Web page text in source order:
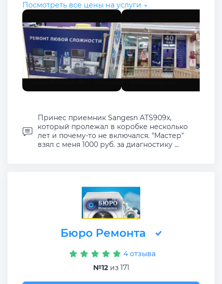
Посмотреть все цены на услуги →
Принес приемник Sangesn ATS909x,
который пролежал в коробке несколько
лет и почему-то не включался. "Мастер"
взял с меня 1000 руб. за диагностику ...
Бюро Ремонта
4 отзыва
№12из 171